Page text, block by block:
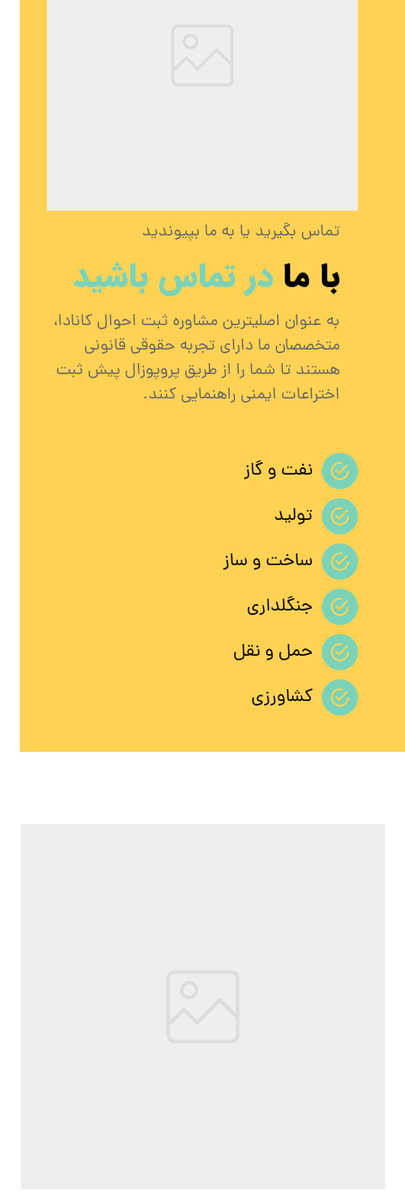
تماس بگیرید یا به ما بپیوندید
با مادر تماس باشید
به عنوان اصلیترین مشاوره ثبت احوال کانادا،
متخصصان ما دارای تجربه حقوقی قانونی
هستند تا شما را از طریق پروپوزال پیش ثبت
اختراعات ایمنی راهنمایی کنند.
نفت و گاز
تولید
ساخت و ساز
جنگلداری
حمل و نقل
کشاورزی